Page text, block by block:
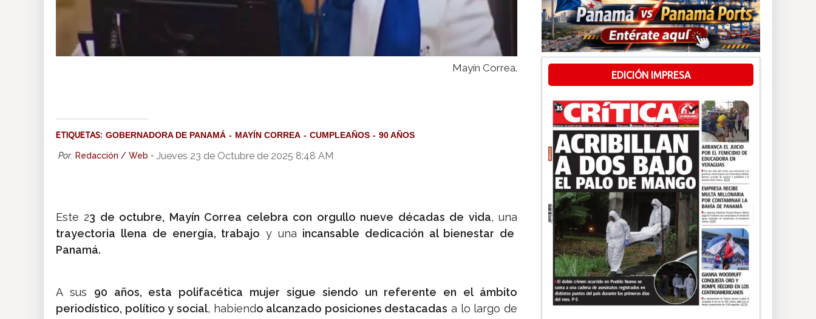
Mayín Correa.
ETIQUETAS: GOBERNADORA DE PANAMÁ MAYÍN CORREA CUMPLEAÑOS 90 AÑOS
Por: Redacción / Web - Jueves 23 de Octubre de 2025 8:48 AM
Este 23 de octubre, Mayín Correa celebra con orgullo nueve décadas de vida, una
trayectoria llena de energía, trabajo y una incansable dedicación al bienestar de
Panamá.
A sus 90 años, esta polifacética mujer sigue siendo un referente en el ámbito
periodístico, político y social, habiendo alcanzado posiciones destacadas a lo largo de
EDICIÓN IMPRESA